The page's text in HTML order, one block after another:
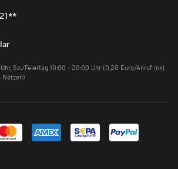
So./Feiertag 10:00 - 20:00 Uhr (0,20 Euro/Anruf inkl.
Netzen)